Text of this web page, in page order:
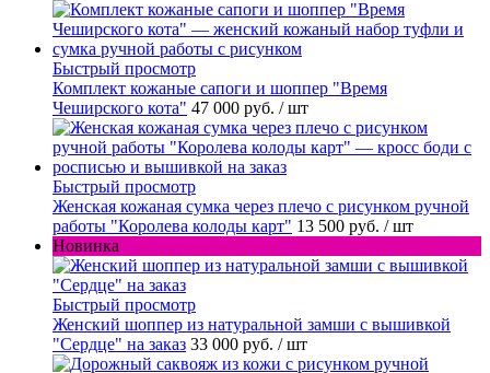
Быстрый просмотр
Комплект кожаные сапоги и шоппер "Время
Чеширского кота" 47 000 руб. / шт
Быстрый просмотр
Женская кожаная сумка через плечо с рисунком ручной
работы "Королева колоды карт" 13 500 руб. / шт
Новинка
Быстрый просмотр
Женский шоппер из натуральной замши с вышивкой
"Сердце" на заказ 33 000 руб. / шт